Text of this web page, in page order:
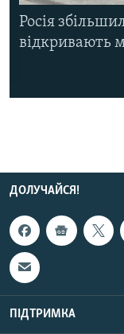
Росія
відкривають
ДОЛУЧАЙСЯ!
ПІДТРИМКА